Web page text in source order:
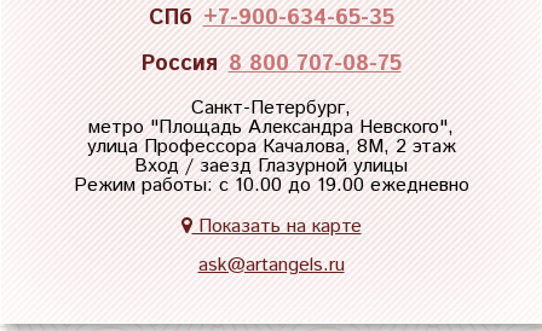
СПб +7-900-634-65-35
Россия 8 800 707-08-75
Санкт-Петербург,
метро "Площадь Александра Невского",
улица Профессора Качалова, 8М, 2 этаж
Вход / заезд Глазурной улицы
Режим работы: с 10.00 до 19.00 ежедневно
Показать на карте
ask@artangels.ru